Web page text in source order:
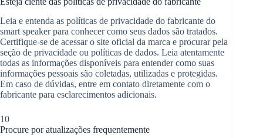
Leia e entenda as políticas de privacidade do fabricante do
smart speaker para conhecer como seus dados são tratados.
Certifique-se de acessar o site oficial da marca e procurar pela
seção de privacidade ou políticas de dados. Leia atentamente
todas as informações disponíveis para entender como suas
informações pessoais são coletadas, utilizadas e protegidas.
Em caso de dúvidas, entre em contato diretamente com o
fabricante para esclarecimentos adicionais.
10
Procure por atualizações frequentemente